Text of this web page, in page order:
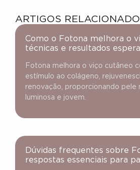
ARTIGOS
Como o Fotona melhora o
técnicas e resultados
Fotona melhora o viço cutâneo
estímulo ao colágeno,
renovação, proporcionando pele
luminosa e jovem.
Dúvidas frequentes sobre
respostas essenciais para